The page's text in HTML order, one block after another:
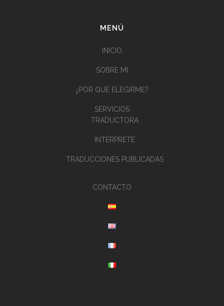
MENÚ
INICIO
SOBRE MI
¿POR QUÉ ELEGIRME?
SERVICIOS
TRADUCTORA
INTÉRPRETE
TRADUCCIONES PUBLICADAS
CONTACTO